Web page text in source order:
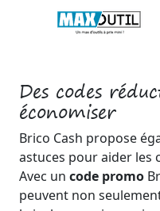
Des codes
économiser
Brico Cash propose
astuces pour aider les
Avec un code promo
peuvent non